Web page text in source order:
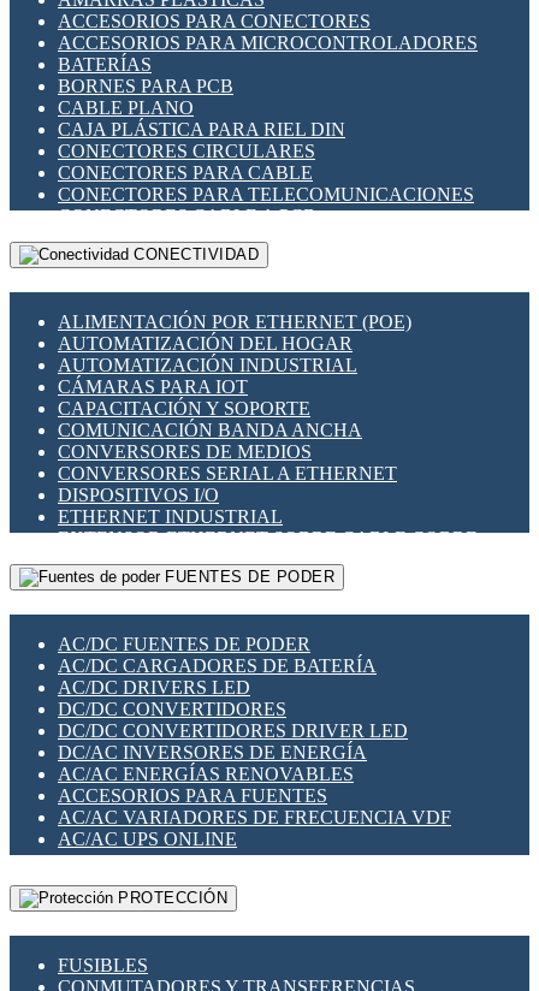
INDICADORES PARA PANEL
INTERFACES DE RELÉ
INTERRUPTORES FIN DE CARRERA
LLAVES CONMUTADORAS
MEDIDORES DE ENERGÍA Y TC'S DE CORRIENTE
MOTORES PASO A PASO
PANTALLAS HMI
PLC -CONTROLADORES LÓGICO PROGRAMABLES
PROGRAMADORES DE HORARIO
RELÉS DE PROTECCIÓN
SENSORES CAPACITIVOS
SENSORES INDUCTIVOS
TEMPORIZADORES
VARIACS
VARIADORES DE FRECUENCIA [VDF]
SECCIONADORES - INTERRUPTORES
MAQUINARIA
ACCESORIOS PARA CONECTORES
ACCESORIOS PARA MICROCONTROLADORES
BATERÍAS
BORNES PARA PCB
CABLE PLANO
CAJA PLÁSTICA PARA RIEL DIN
CONECTORES CIRCULARES
CONECTORES PARA CABLE
CONECTORES PARA TELECOMUNICACIONES
CONECTORES CABLE A PCB
CONECTORES PCB A CABLE
DIP SWITCHES
HERRAMIENTAS VARIAS
ILUMINACIÓN LED
INTERRUPTORES REED
INTERFACES DE RELÉ
OTROS RELÉS
PROTECCIÓN TÉRMICA
RELÉS AUTOMOTRICES
RELÉS DE SEÑAL
RELÉS DE ESTADO SÓLIDO SSR
RELÉS INDUSTRIALES
RELÉS MINIATURA DE POTENCIA
SENSORES MAGNÉTICOS
SWITCH Y MICROSWITCH
TARJETAS PI
UNIÓN Y DERIVACIÓN DE CABLE
CONECTIVIDAD
ALIMENTACIÓN POR ETHERNET (POE)
AUTOMATIZACIÓN DEL HOGAR
AUTOMATIZACIÓN INDUSTRIAL
CÁMARAS PARA IOT
CAPACITACIÓN Y SOPORTE
COMUNICACIÓN BANDA ANCHA
CONVERSORES DE MEDIOS
CONVERSORES SERIAL A ETHERNET
DISPOSITIVOS I/O
ETHERNET INDUSTRIAL
EXTENSOR ETHERNET SOBRE CABLE COBRE
GATEWAY LORAWAN
GESTIÓN DE REDES
PLACAS MODULARES IOT
SWITCHES Y REDES WIFI
SOLUCIONES IOT
SOLUCIONES LORAWAN
SOLUCIONES RED CELULAR
SEGURIDAD PARA REDES
SWITCHES LAN
TELEFONÍA IP (VOIP)
VIGILANCIA IP (CCTV)
MESHTASTIC
FUENTES DE PODER
AC/DC FUENTES DE PODER
AC/DC CARGADORES DE BATERÍA
AC/DC DRIVERS LED
DC/DC CONVERTIDORES
DC/DC CONVERTIDORES DRIVER LED
DC/AC INVERSORES DE ENERGÍA
AC/AC ENERGÍAS RENOVABLES
ACCESORIOS PARA FUENTES
AC/AC VARIADORES DE FRECUENCIA VDF
AC/AC UPS ONLINE
PROTECCIÓN
FUSIBLES